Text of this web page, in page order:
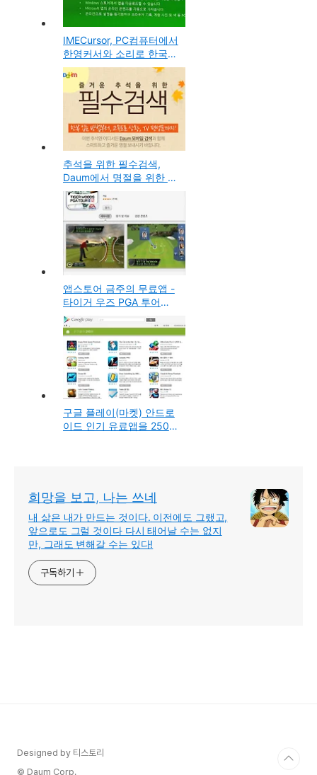
IMECursor, PC컴퓨터에서
한영커서와 소리로 한국어
와 영어 자판 전환시 입력
오류를 덜어주는 추천 프
로그램
추석을 위한 필수검색,
Daum에서 명절을 위한 제
사, 생활정보, 교통정보 등
의 정보를 모아놓은 모바
일 웹 사이트
앱스토어 금주의 무료앱 -
타이거 우즈 PGA 투어
12(Tiger Woods PGA
Tour 12 for ipad) 골프게
임(아이폰, 아이패드용)
구글 플레이(마켓) 안드로
이드 인기 유료앱을 250원
희망을 보고, 나는 쓰네
내 삶은 내가 만드는 것이다. 이전에도 그랬고,
앞으로도 그럴 것이다 다시 태어날 수는 없지
만, 그래도 변해갈 수는 있다!
구독하기
Designed by 티스토리
© Daum Corp.